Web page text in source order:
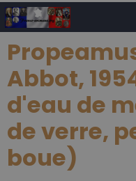
Abbot,
d'eau de
de verre,
boue)